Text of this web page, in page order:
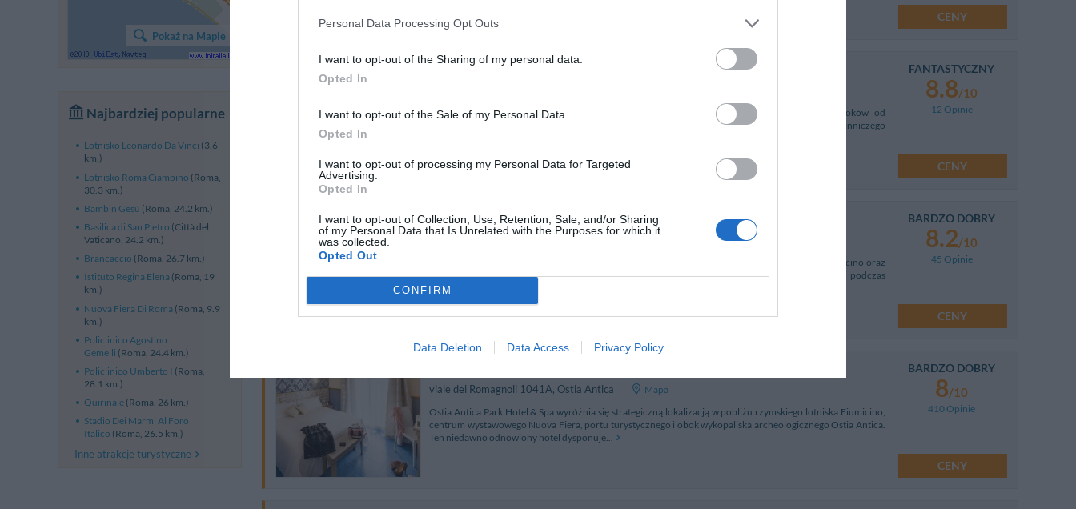
Personal Data Processing Opt Outs
I want to opt-out of the Sharing of my personal data.
Opted In
I want to opt-out of the Sale of my Personal Data.
Opted In
I want to opt-out of processing my Personal Data for Targeted
Advertising.
Opted In
I want to opt-out of Collection, Use, Retention, Sale, and/or Sharing
of my Personal Data that Is Unrelated with the Purposes for which it
was collected.
Opted Out
CONFIRM
Data Deletion Data Access Privacy Policy
CENY
Sleep And Fly Rome Airport
Sleep and Fly Rome Airport Bed and Breakfast znajduje się w odległości zaledwie parę kroków od
Międzynarodowego Portu Lotniczego Rzym - Fiumicino, i jednocześnie blisko ośrodka wystawienniczego
FANTASTYCZNY
8.8/10
12 Opinie
CENY
Hotel La Conchiglia
Fregene
Położony przy nadmorskim deptaku Hotel La Conchiglia, znajduje się bardzo blisko lotniska Fiumicino oraz
targów handlowych w Rzymie. Jest on idealnym miejscem na wypoczynek podczas wakacji jak i podczas
podróży służbowych. Hotel oddaje do dyspozycji g...
BARDZO DOBRY
8.2/10
45 Opinie
CENY
viale dei Romagnoli 1041A, Ostia Antica
Mapa
Ostia Antica Park Hotel & Spa wyróżnia się strategiczną lokalizacją w pobliżu rzymskiego lotniska Fiumicino,
centrum wystawowego Nuova Fiera, portu turystycznego i obok wykopaliska archeologicznego Ostia Antica.
Ten niedawno odnowiony hotel dysponuje...
BARDZO DOBRY
8/10
410 Opinie
CENY
Pokaż na Mapie
Najbardziej popularne
Lotnisko Leonardo Da Vinci (3.6
km.)
Lotnisko Roma Ciampino (Roma,
30.3 km.)
Bambin Gesù (Roma, 24.2 km.)
Basilica di San Pietro (Città del
Vaticano, 24.2 km.)
Brancaccio (Roma, 26.7 km.)
Istituto Regina Elena (Roma, 19
km.)
Nuova Fiera Di Roma (Roma, 9.9
km.)
Policlinico Agostino
Gemelli (Roma, 24.4 km.)
Policlinico Umberto I (Roma,
28.1 km.)
Quirinale (Roma, 26 km.)
Stadio Dei Marmi Al Foro
Italico (Roma, 26.5 km.)
Inne atrakcje turystyczne